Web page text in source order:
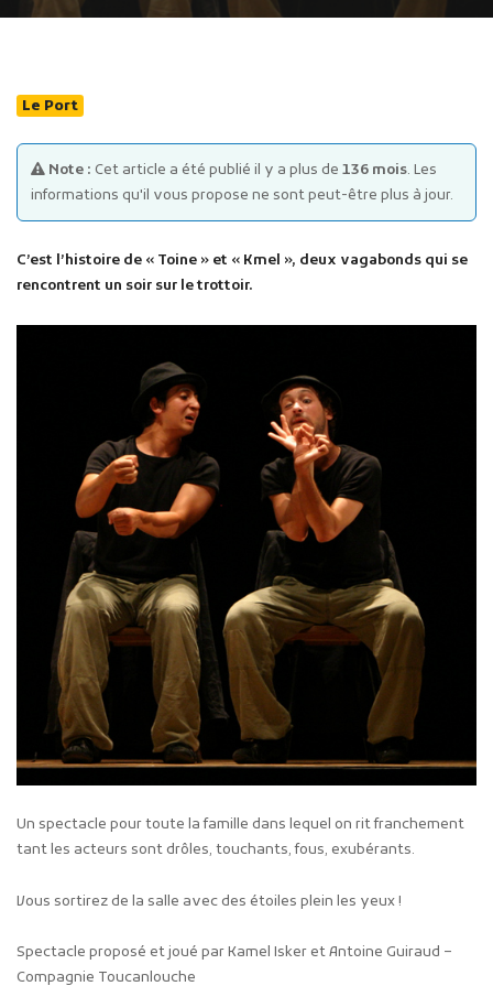
Publicité des actes
Marchés publics
Plans d'accès
Le Port
Note : Cet article a été publié il y a plus de 136 mois. Les
informations qu'il vous propose ne sont peut-être plus à jour.
C’est l’histoire de « Toine » et « Kmel », deux vagabonds qui se
rencontrent un soir sur le trottoir.
Un spectacle pour toute la famille dans lequel on rit franchement
tant les acteurs sont drôles, touchants, fous, exubérants.
Vous sortirez de la salle avec des étoiles plein les yeux !
Spectacle proposé et joué par Kamel Isker et Antoine Guiraud –
Compagnie Toucanlouche